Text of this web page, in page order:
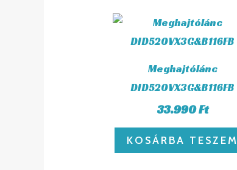
Meghajtólánc
DID520VX3G&B116FB
33.990Ft
KOSÁRBA TESZEM